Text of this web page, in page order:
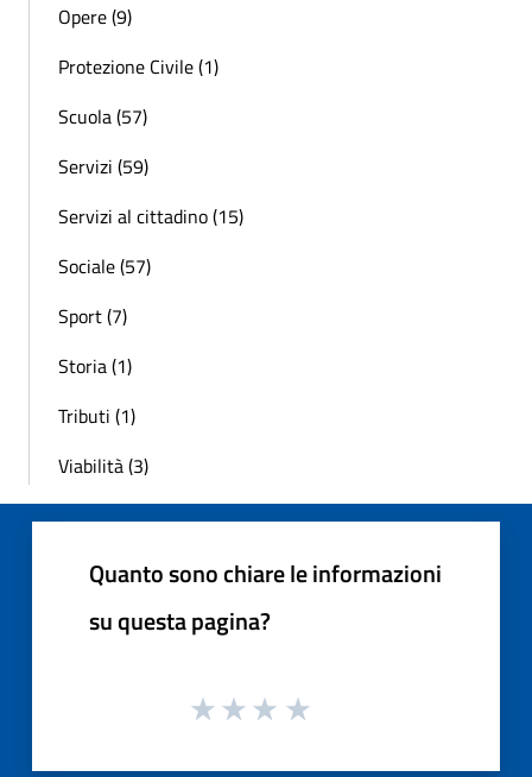
Opere (9)
Protezione Civile (1)
Scuola (57)
Servizi (59)
Servizi al cittadino (15)
Sociale (57)
Sport (7)
Storia (1)
Tributi (1)
Viabilità (3)
Quanto sono chiare le informazioni
su questa pagina?